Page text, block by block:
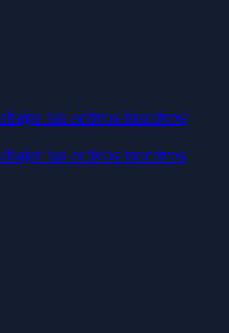
tus activos inactivos
tus activos inactivos